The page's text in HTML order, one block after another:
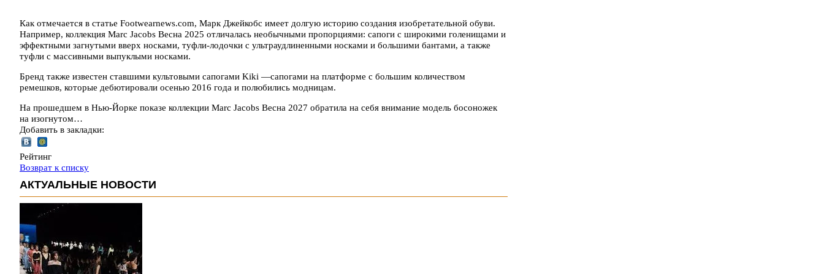
Как отмечается в статье Footwearnews.com, Марк Джейкобс имеет долгую историю создания изобретательной обуви.
Например, коллекция Marc Jacobs Весна 2025 отличалась необычными пропорциями: сапоги с широкими голенищами и
эффектными загнутыми вверх носками, туфли-лодочки с ультраудлиненными носками и большими бантами, а также
туфли с массивными выпуклыми носками.
Бренд также известен ставшими культовыми сапогами Kiki —сапогами на платформе с большим количеством
ремешков, которые дебютировали осенью 2016 года и полюбились модницам.
На прошедшем в Нью-Йорке показе коллекции Marc Jacobs Весна 2027 обратила на себя внимание модель босоножек
на изогнутом…
Добавить в закладки:
Рейтинг
Возврат к списку
АКТУАЛЬНЫЕ НОВОСТИ